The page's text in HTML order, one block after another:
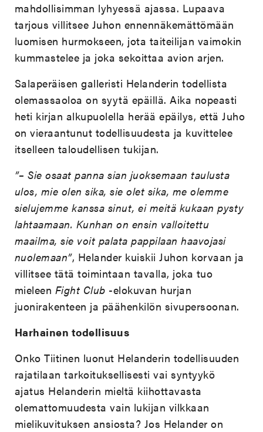
mahdollisimman lyhyessä ajassa. Lupaava
tarjous villitsee Juhon ennennäkemättömään
luomisen hurmokseen, jota taiteilijan vaimokin
kummastelee ja joka sekoittaa avion arjen.
Salaperäisen galleristi Helanderin todellista
olemassaoloa on syytä epäillä. Aika nopeasti
heti kirjan alkupuolella herää epäilys, että Juho
on vieraantunut todellisuudesta ja kuvittelee
itselleen taloudellisen tukijan.
”– Sie osaat panna sian juoksemaan taulusta
ulos, mie olen sika, sie olet sika, me olemme
sielujemme kanssa sinut, ei meitä kukaan pysty
lahtaamaan. Kunhan on ensin valloitettu
maailma, sie voit palata pappilaan haavojasi
nuolemaan”, Helander kuiskii Juhon korvaan ja
villitsee tätä toimintaan tavalla, joka tuo
mieleen Fight Club -elokuvan hurjan
juonirakenteen ja päähenkilön sivupersoonan.
Harhainen todellisuus
Onko Tiitinen luonut Helanderin todellisuuden
rajatilaan tarkoituksellisesti vai syntyykö
ajatus Helanderin mieltä kiihottavasta
olemattomuudesta vain lukijan vilkkaan
mielikuvituksen ansiosta? Jos Helander on